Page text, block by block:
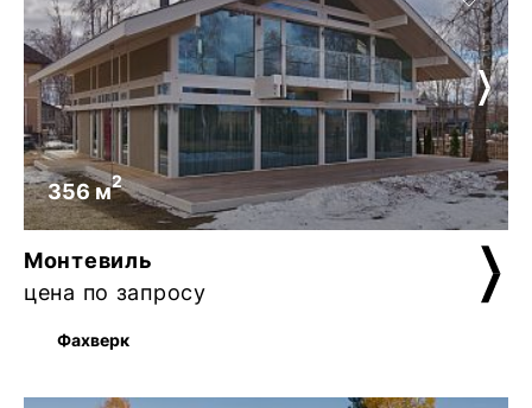
356 м2
Монтевиль
цена по запросу
Фахверк